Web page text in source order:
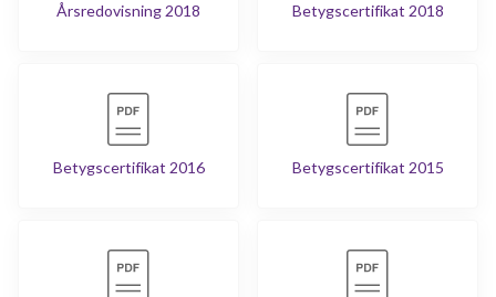
Årsredovisning 2018 Betygscertifikat 2018
Betygscertifikat 2016 Betygscertifikat 2015